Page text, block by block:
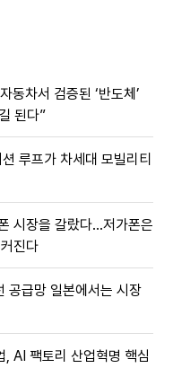
동차서 검증된 ‘반도체’
된다”
루프가 차세대 모빌리티
시장을 갈랐다…저가폰은
진다
공급망 일본에서는 시장
, AI 팩토리 산업혁명 핵심